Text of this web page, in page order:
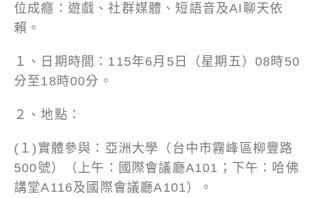
位成癮：遊戲、社群媒體、短語音及AI聊天依
賴。
１、日期時間：115年6月5日（星期五）08時50
分至18時00分。
２、地點：
(１)實體參與：亞洲大學（台中市霧峰區柳豐路
500號）（上午：國際會議廳A101；下午：哈佛
講堂A116及國際會議廳A101）。